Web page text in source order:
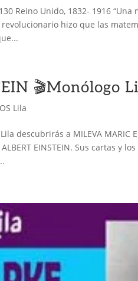
130 Reino Unido, 1832- 1916
hizo que las
🎬Monólogo
Lila
descubrirás a MILEVA
EINSTEIN. Sus cartas y